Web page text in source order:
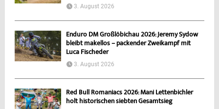
3. August 2026
Enduro DM Großlöbichau 2026: Jeremy Sydow
bleibt makellos – packender Zweikampf mit
Luca Fischeder
3. August 2026
Red Bull Romaniacs 2026: Mani Lettenbichler
holt historischen siebten Gesamtsieg